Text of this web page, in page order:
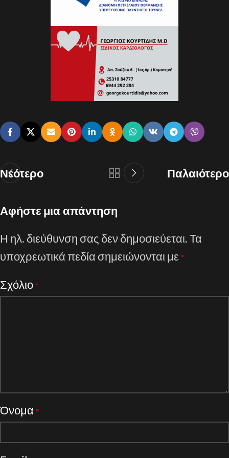
Νεότερο Παλαιότερο
Αφήστε μια απάντηση
Η ηλ. διεύθυνση σας δεν δημοσιεύεται.Τα
υποχρεωτικά πεδία σημειώνονται με *
Σχόλιο *
Όνομα *